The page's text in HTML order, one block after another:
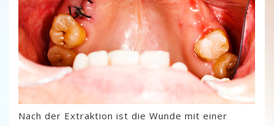
Nach der Extraktion ist die Wunde mit einer